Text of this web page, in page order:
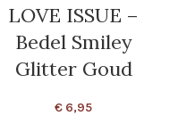
LOVE ISSUE –
Bedel Smiley
Glitter Goud
€ 6,95